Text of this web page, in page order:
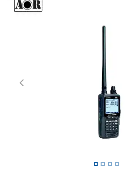
Previous